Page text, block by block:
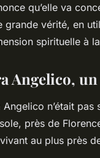
qu’elle va
grande vérité, en
spirituelle à
Angelico,
Angelico n’était
près de
au plus près